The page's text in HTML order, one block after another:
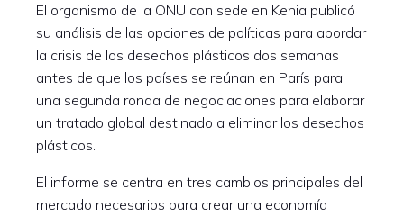
El organismo de la ONU con sede en Kenia publicó
su análisis de las opciones de políticas para abordar
la crisis de los desechos plásticos dos semanas
antes de que los países se reúnan en París para
una segunda ronda de negociaciones para elaborar
un tratado global destinado a eliminar los desechos
plásticos.
El informe se centra en tres cambios principales del
mercado necesarios para crear una economía